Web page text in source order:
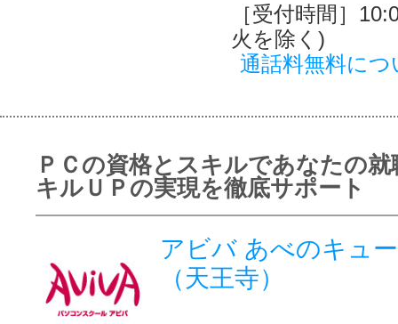
［受付時間］
火を除く)
通話料無料につ
ＰＣの資格とスキルであなたの就
キルＵＰの実現を徹底サポート
アビバ あべのキュ
（天王寺）